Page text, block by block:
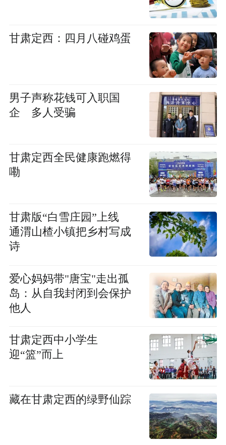
甘肃定西：四月八碰鸡蛋
男子声称花钱可入职国
企 多人受骗
甘肃定西全民健康跑燃得
嘞
甘肃版“白雪庄园”上线
通渭山楂小镇把乡村写成
诗
爱心妈妈带"唐宝"走出孤
岛：从自我封闭到会保护
他人
甘肃定西中小学生
迎“篮”而上
藏在甘肃定西的绿野仙踪